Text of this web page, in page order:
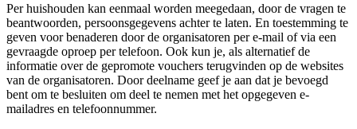
Per huishouden kan eenmaal worden meegedaan, door de vragen te
beantwoorden, persoonsgegevens achter te laten. En toestemming te
geven voor benaderen door de organisatoren per e-mail of via een
gevraagde oproep per telefoon. Ook kun je, als alternatief de
informatie over de gepromote vouchers terugvinden op de websites
van de organisatoren. Door deelname geef je aan dat je bevoegd
bent om te besluiten om deel te nemen met het opgegeven e-
mailadres en telefoonnummer.